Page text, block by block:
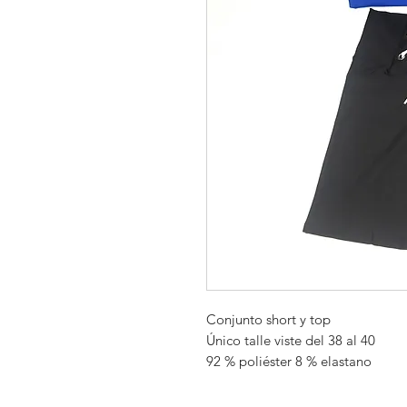
Conjunto short y top
Único talle viste del 38 al 40
92 % poliéster 8 % elastano